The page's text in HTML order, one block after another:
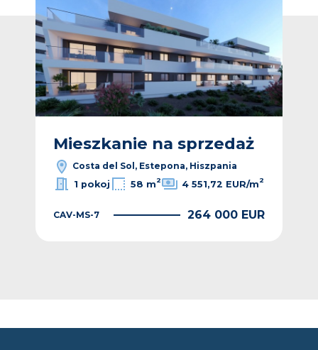
Mieszkanie na sprzedaż
Costa del Sol, Estepona, Hiszpania
1 pokoj
58 m2 4 551,72 EUR/m2
CAV-MS-7 264 000 EUR